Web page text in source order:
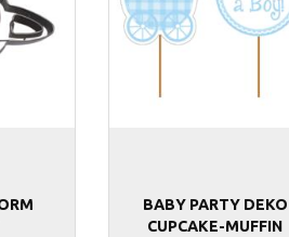
BABY PARTY DEKO
CUPCAKE-MUFFIN